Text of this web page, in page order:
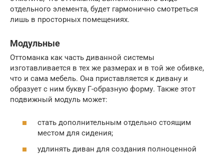
отдельного элемента, будет гармонично смотреться
лишь в просторных помещениях.
Модульные
Оттоманка как часть диванной системы
изготавливается в тех же размерах и в той же обивке,
что и сама мебель. Она приставляется к дивану и
образует с ним букву Г-образную форму. Также этот
подвижный модуль может:
стать дополнительным отдельно стоящим
местом для сидения;
удлинять диван для создания полноценной